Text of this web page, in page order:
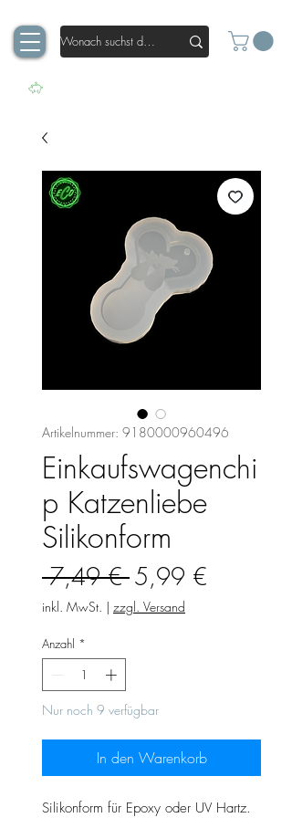
Artikelnummer: 9180000960496
Einkaufswagenchi
p Katzenliebe
Silikonform
7,49 € Standardpreis
5,99 €
inkl. MwSt. | zzgl. Versand
Anzahl *
Nur noch 9 verfügbar
In den Warenkorb
Silikonform für Epoxy oder UV Hartz.